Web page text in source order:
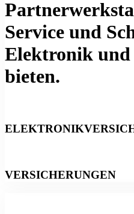
Service und
Elektronik und
bieten.
VERSICHERUNGEN